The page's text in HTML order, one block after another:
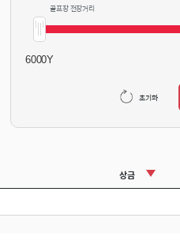
골프장 전장거리
6000Y
초기화
상금